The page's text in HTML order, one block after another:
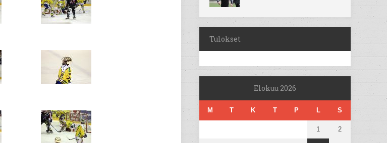
Tulokset
Elokuu 2026
M T K T P L S
1 2